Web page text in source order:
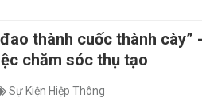
thành cuốc thành cày”
chăm sóc thụ tạo
Sự Kiện Hiệp Thông